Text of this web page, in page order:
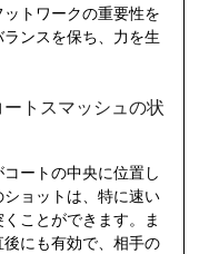
トワークの重要性を
ンスを保ち、力を生
トスマッシュの状
ートの中央に位置し
ョットは、特に速い
ことができます。ま
にも有効で、相手の